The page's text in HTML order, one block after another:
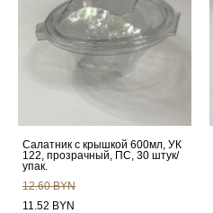
Салатник с крышкой 600мл, УК
122, прозрачный, ПС, 30 штук/
упак.
12.60 BYN
11.52 BYN